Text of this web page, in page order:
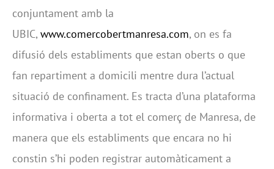
conjuntament amb la
UBIC, www.comercobertmanresa.com, on es fa
difusió dels establiments que estan oberts o que
fan repartiment a domicili mentre dura l’actual
situació de confinament. Es tracta d’una plataforma
informativa i oberta a tot el comerç de Manresa, de
manera que els establiments que encara no hi
constin s’hi poden registrar automàticament a